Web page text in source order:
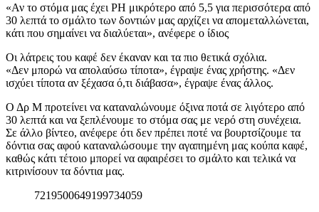
«Αν το στόμα μας έχει PH μικρότερο από 5,5 για περισσότερα από
30 λεπτά το σμάλτο των δοντιών μας αρχίζει να απομεταλλώνεται,
κάτι που σημαίνει να διαλύεται», ανέφερε ο ίδιος
Οι λάτρεις του καφέ δεν έκαναν και τα πιο θετικά σχόλια.
«Δεν μπορώ να απολαύσω τίποτα», έγραψε ένας χρήστης. «Δεν
ισχύει τίποτα αν ξέχασα ό,τι διάβασα», έγραψε ένας άλλος.
Ο Δρ Μ προτείνει να καταναλώνουμε όξινα ποτά σε λιγότερο από
30 λεπτά και να ξεπλένουμε το στόμα σας με νερό στη συνέχεια.
Σε άλλο βίντεο, ανέφερε ότι δεν πρέπει ποτέ να βουρτσίζουμε τα
δόντια σας αφού καταναλώσουμε την αγαπημένη μας κούπα καφέ,
καθώς κάτι τέτοιο μπορεί να αφαιρέσει το σμάλτο και τελικά να
κιτρινίσουν τα δόντια μας.
7219500649199734059